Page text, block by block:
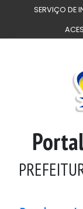
SERVIÇO DE